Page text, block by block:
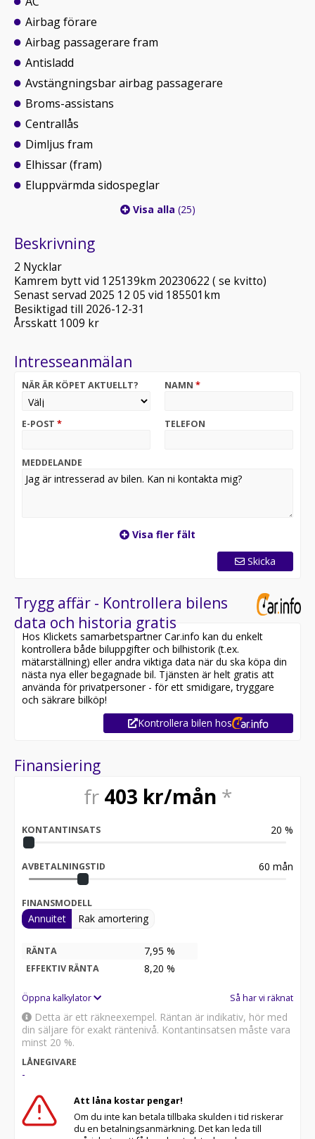
Airbag förare
Airbag passagerare fram
Antisladd
Avstängningsbar airbag passagerare
Broms-assistans
Centrallås
Dimljus fram
Elhissar (fram)
Eluppvärmda sidospeglar
Visa alla (25)
Beskrivning
2 Nycklar
Kamrem bytt vid 125139km 20230622 ( se kvitto)
Senast servad 2025 12 05 vid 185501km
Besiktigad till 2026-12-31
Årsskatt 1009 kr
Intresseanmälan
NÄR ÄR KÖPET AKTUELLT? NAMN *
E-POST * TELEFON
MEDDELANDE
Visa fler fält
Skicka
Trygg affär - Kontrollera bilens
data och historia gratis
Hos Klickets samarbetspartner Car.info kan du enkelt
kontrollera både biluppgifter och bilhistorik (t.ex.
mätarställning) eller andra viktiga data när du ska köpa din
nästa nya eller begagnade bil. Tjänsten är helt gratis att
använda för privatpersoner - för ett smidigare, tryggare
och säkrare bilköp!
Kontrollera bilen hos
Finansiering
fr 403 kr/mån *
KONTANTINSATS 20 %
AVBETALNINGSTID 60 mån
FINANSMODELL
Annuitet Rak amortering
RÄNTA 7,95 %
EFFEKTIV RÄNTA 8,20 %
Öppna kalkylator Så har vi räknat
Detta är ett räkneexempel. Räntan är indikativ, hör med
din säljare för exakt räntenivå. Kontantinsatsen måste vara
minst 20 %.
LÅNEGIVARE
-
Att låna kostar pengar!
Om du inte kan betala tillbaka skulden i tid riskerar
du en betalningsanmärkning. Det kan leda till